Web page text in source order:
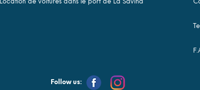
Follow us: